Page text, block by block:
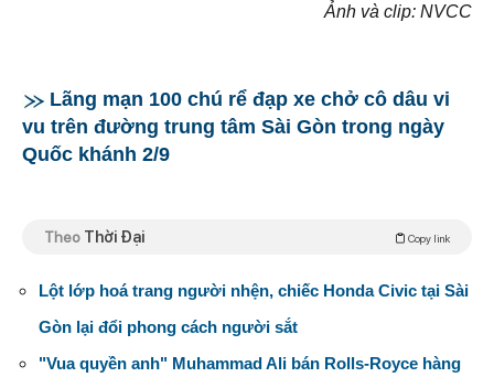
Ảnh và clip: NVCC
Lãng mạn 100 chú rể đạp xe chở cô dâu vi
vu trên đường trung tâm Sài Gòn trong ngày
Quốc khánh 2/9
Theo Thời Đại Copy link
Lột lớp hoá trang người nhện, chiếc Honda Civic tại Sài
Gòn lại đổi phong cách người sắt
"Vua quyền anh" Muhammad Ali bán Rolls-Royce hàng